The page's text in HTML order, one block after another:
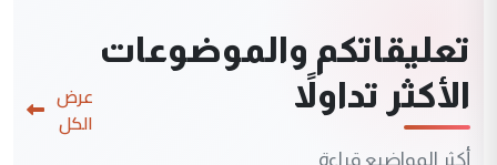
تعليقاتكم والموضوعات
الأكثر تداولاً
أكثر المواضيع قراءة
عرض
الكل